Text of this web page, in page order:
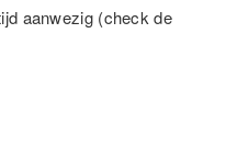
aanwezig (check de